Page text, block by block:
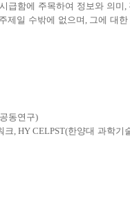
급함에 주목하여 정보와 의미,
제일 수밖에 없으며 , 그에 대
동연구)
크, HY CELPST(한양대 과학기